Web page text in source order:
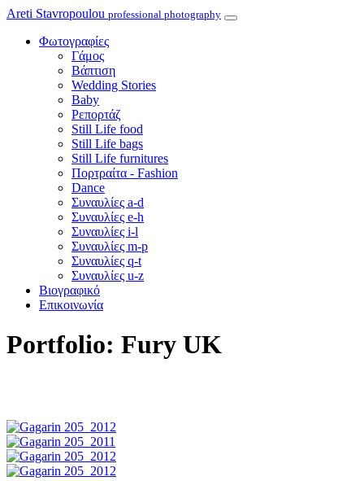
Areti Stavropoulou professional photography
Φωτογραφίες
Γάμος
Βάπτιση
Wedding Stories
Baby
Ρεπορτάζ
Still Life food
Still Life bags
Still Life furnitures
Πορτραίτα - Fashion
Dance
Συναυλίες a-d
Συναυλίες e-h
Συναυλίες i-l
Συναυλίες m-p
Συναυλίες q-t
Συναυλίες u-z
Βιογραφικό
Επικοινωνία
Portfolio: Fury UK